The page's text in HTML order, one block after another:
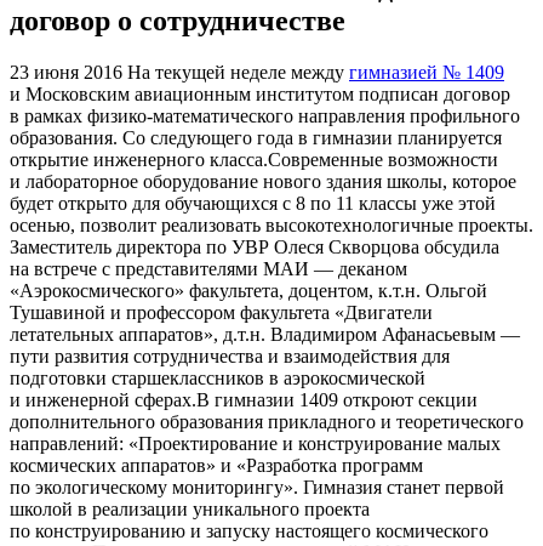
договор о сотрудничестве
23 июня 2016 На текущей неделе между гимназией № 1409
и Московским авиационным институтом подписан договор
в рамках физико-математического направления профильного
образования. Со следующего года в гимназии планируется
открытие инженерного класса.Современные возможности
и лабораторное оборудование нового здания школы, которое
будет открыто для обучающихся с 8 по 11 классы уже этой
осенью, позволит реализовать высокотехнологичные проекты.
Заместитель директора по УВР Олеся Скворцова обсудила
на встрече с представителями МАИ — деканом
«Аэрокосмического» факультета, доцентом, к.т.н. Ольгой
Тушавиной и профессором факультета «Двигатели
летательных аппаратов», д.т.н. Владимиром Афанасьевым —
пути развития сотрудничества и взаимодействия для
подготовки старшеклассников в аэрокосмической
и инженерной сферах.В гимназии 1409 откроют секции
дополнительного образования прикладного и теоретического
направлений: «Проектирование и конструирование малых
космических аппаратов» и «Разработка программ
по экологическому мониторингу». Гимназия станет первой
школой в реализации уникального проекта
по конструированию и запуску настоящего космического